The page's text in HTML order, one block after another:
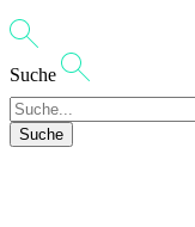
Suche
Suche